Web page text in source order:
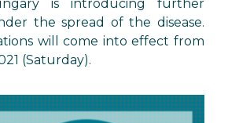
is introducing further
the spread of the disease.
will come into effect from
(Saturday).